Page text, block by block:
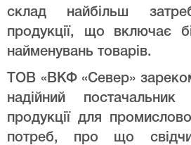
склад найбільш
продукції, що включає
найменувань товарів.
ТОВ «ВКФ «Север»
надійний постачальник
продукції для
потреб, про що